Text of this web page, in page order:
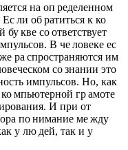
на оп ределенном
ли об ратиться к ко
кве со ответствует
В че ловеке ес
ра спространяются им
со знании это
импульсов. Но, как
мпьютерной гр амоте
И при от
по нимание ме жду
у лю дей, так и у